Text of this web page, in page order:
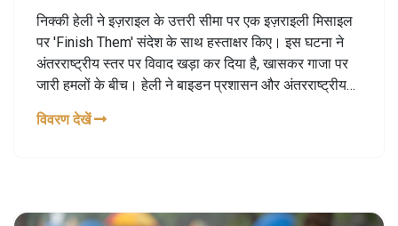
निक्की हेली ने इज़राइल के उत्तरी सीमा पर एक इज़राइली मिसाइल
पर 'Finish Them' संदेश के साथ हस्ताक्षर किए। इस घटना ने
अंतरराष्ट्रीय स्तर पर विवाद खड़ा कर दिया है, खासकर गाजा पर
जारी हमलों के बीच। हेली ने बाइडन प्रशासन और अंतरराष्ट्रीय
प्रतिक्रियाओं के साथ मिली।
विवरण देखें